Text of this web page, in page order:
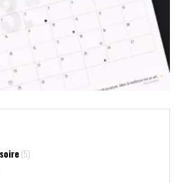
(5)